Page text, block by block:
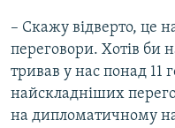
–​ Скажу відверто, це
переговори. Хотів би
тривав у нас понад 11
найскладніших
на дипломатичному